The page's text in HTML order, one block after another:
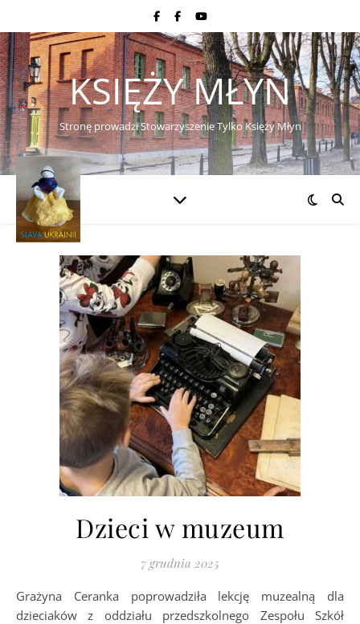
KSIĘŻY MŁYN
Stronę prowadzi Stowarzyszenie Tylko Księży Młyn
Dzieci w muzeum
7 grudnia 2025
Grażyna Ceranka poprowadziła lekcję muzealną dla
dzieciaków z oddziału przedszkolnego Zespołu Szkół